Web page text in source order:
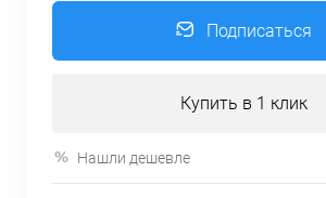
Подписаться
Купить в 1 клик
Нашли дешевле